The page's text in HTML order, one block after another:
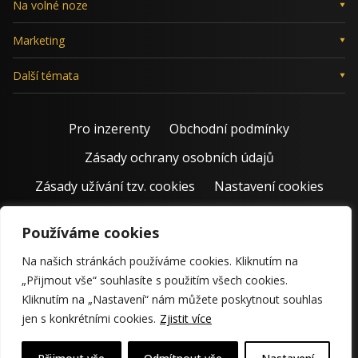
Používáme cookies
Na našich stránkách používáme cookies. Kliknutím na
„Přijmout vše“ souhlasíte s použitím všech cookies.
Kliknutím na „Nastavení“ nám můžete poskytnout souhlas
jen s konkrétními cookies. Zjistit více
Na volné noze
Marketing
Další témata
Pro inzerenty
Obchodní podmínky
Zásady ochrany osobních údajů
Zásady užívání tzv. cookies
Nastavení cookies
© 2011 – 2026 Jiří Rostecký | Inspiruje české podnikatele už 15
krásných let.